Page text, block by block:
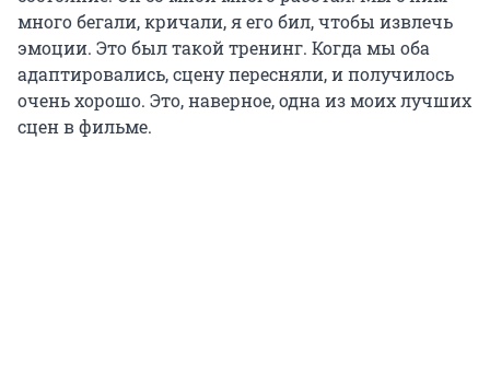
много бегали, кричали, я его бил, чтобы извлечь
эмоции. Это был такой тренинг. Когда мы оба
адаптировались, сцену пересняли, и получилось
очень хорошо. Это, наверное, одна из моих лучших
сцен в фильме.